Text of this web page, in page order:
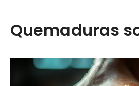
Quemaduras